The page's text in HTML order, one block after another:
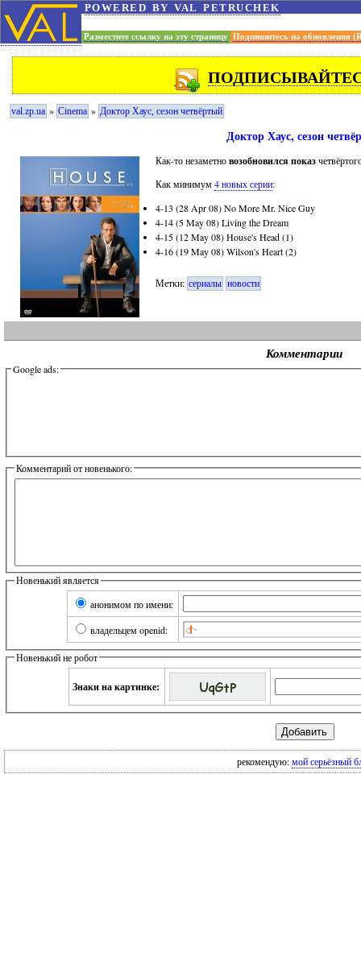
powered by val petruchek
Разместите ссылку на эту страницу Подпишитесь на обновления
val.zp.ua » Cinema » Доктор Хаус, сезон четвёртый
Доктор Хаус, сезон
Как-то незаметновозобновился показ
Как минимум4 новых серии:
4-13 (28 Apr 08) No More Mr. Nice Guy
4-14 (5 May 08) Living the Dream
4-15 (12 May 08) House's Head (1)
4-16 (19 May 08) Wilson's Heart (2)
Метки: сериалы новости
Комментарии
Google ads:
Комментарий от новенького:
Новенький является
анонимом по имени:
владельцем openid:
Новенький не робот
Знаки на картинке:
рекомендую: мой серьёзный